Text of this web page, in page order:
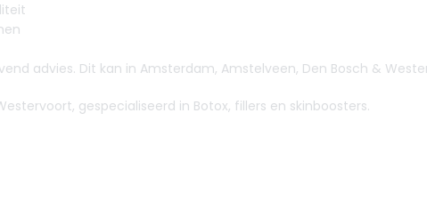
advies. Dit kan in Amsterdam, Amstelveen, Den Bosch &
gespecialiseerd in Botox, fillers en skinboosters.